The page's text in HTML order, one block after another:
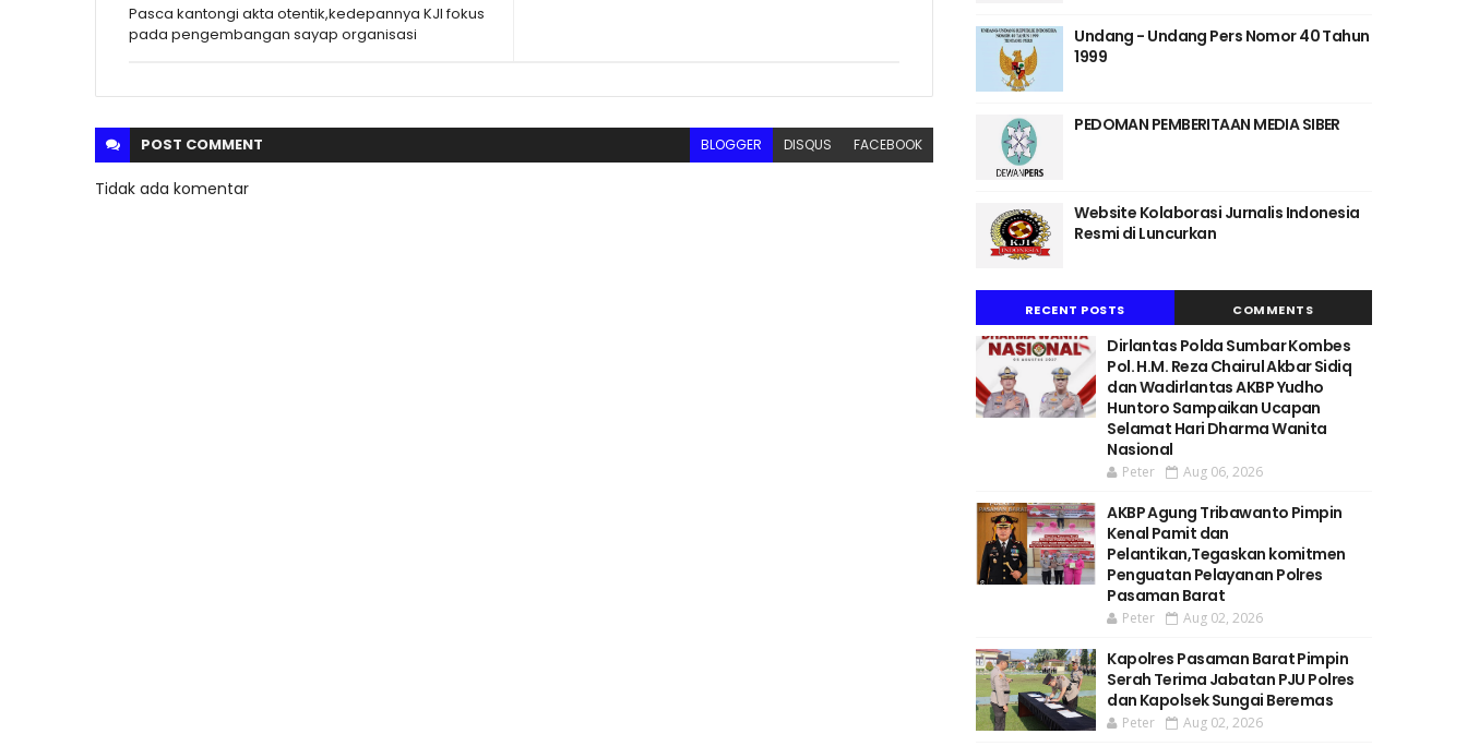
Pasca kantongi akta otentik,kedepannya KJI fokus
pada pengembangan sayap organisasi
POST COMMENT BLOGGER DISQUS FACEBOOK
Tidak ada komentar
Undang - Undang Pers Nomor 40 Tahun
1999
PEDOMAN PEMBERITAAN MEDIA SIBER
Website Kolaborasi Jurnalis Indonesia
Resmi di Luncurkan
RECENT POSTS COMMENTS
Dirlantas Polda Sumbar Kombes
Pol. H.M. Reza Chairul Akbar Sidiq
dan Wadirlantas AKBP Yudho
Huntoro Sampaikan Ucapan
Selamat Hari Dharma Wanita
Nasional
Peter Aug 06, 2026
AKBP Agung Tribawanto Pimpin
Kenal Pamit dan
Pelantikan,Tegaskan komitmen
Penguatan Pelayanan Polres
Pasaman Barat
Peter Aug 02, 2026
Kapolres Pasaman Barat Pimpin
Serah Terima Jabatan PJU Polres
dan Kapolsek Sungai Beremas
Peter Aug 02, 2026